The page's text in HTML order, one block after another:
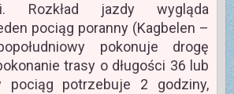
Rozkład jazdy wygląda
pociąg poranny (Kagbelen –
pokonuje drogę
trasy o długości 36 lub
pociąg potrzebuje 2 godziny,